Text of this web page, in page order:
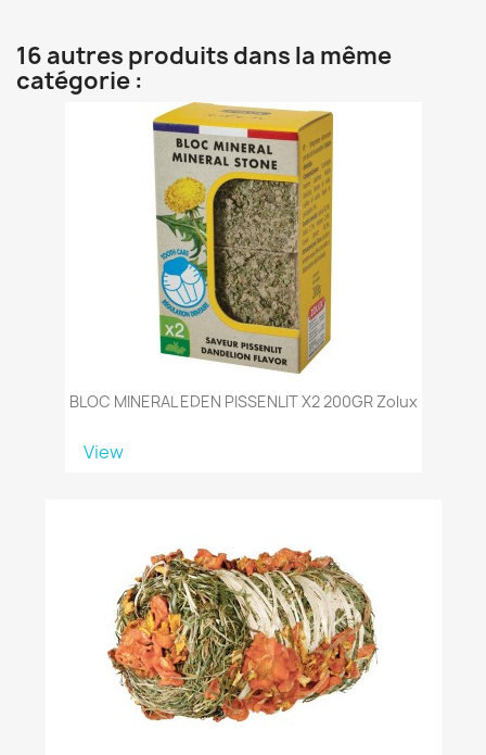
16 autres produits dans la même
catégorie :
BLOC MINERAL EDEN PISSENLIT X2 200GR Zolux
View